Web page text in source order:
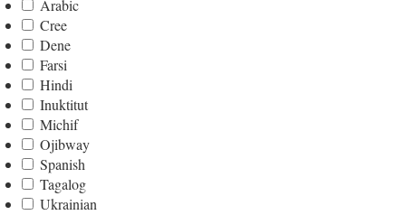
Arabic
Cree
Dene
Farsi
Hindi
Inuktitut
Michif
Ojibway
Spanish
Tagalog
Ukrainian